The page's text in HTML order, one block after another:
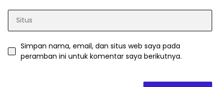
Simpan nama, email, dan situs web saya pada
peramban ini untuk komentar saya berikutnya.